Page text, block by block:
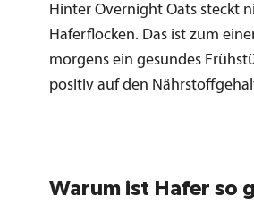
Hinter Overnight Oats steckt
Haferflocken. Das ist zum
morgens ein gesundes
positiv auf den
Warum ist Hafer so